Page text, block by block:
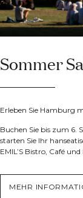
Sommer
Erleben Sie Hamburg
Buchen Sie bis zum 6.
starten Sie Ihr
EMIL’S Bistro, Café
MEHR